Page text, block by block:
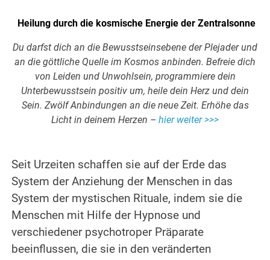
Heilung durch die kosmische Energie der Zentralsonne
Du darfst dich an die Bewusstseinsebene der Plejader und
an die göttliche Quelle im Kosmos anbinden. Befreie dich
von Leiden und Unwohlsein, programmiere dein
Unterbewusstsein positiv um, heile dein Herz und dein
Sein. Zwölf Anbindungen an die neue Zeit. Erhöhe das
Licht in deinem Herzen – hier weiter >>>
Seit Urzeiten schaffen sie auf der Erde das
System der Anziehung der Menschen in das
System der mystischen Rituale, indem sie die
Menschen mit Hilfe der Hypnose und
verschiedener psychotroper Präparate
beeinflussen, die sie in den veränderten